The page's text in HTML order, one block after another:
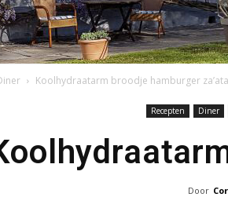
Koolhydraatarm broodje hamburger
Recepten Diner
Door